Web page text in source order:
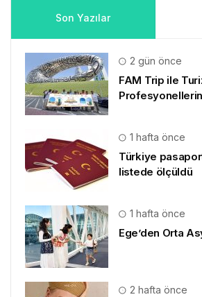
Son Yazılar
2 gün önce
FAM Trip ile
1 hafta önce
Türkiye
listede ölçüldü
1 hafta önce
Ege’den Orta
2 hafta önce